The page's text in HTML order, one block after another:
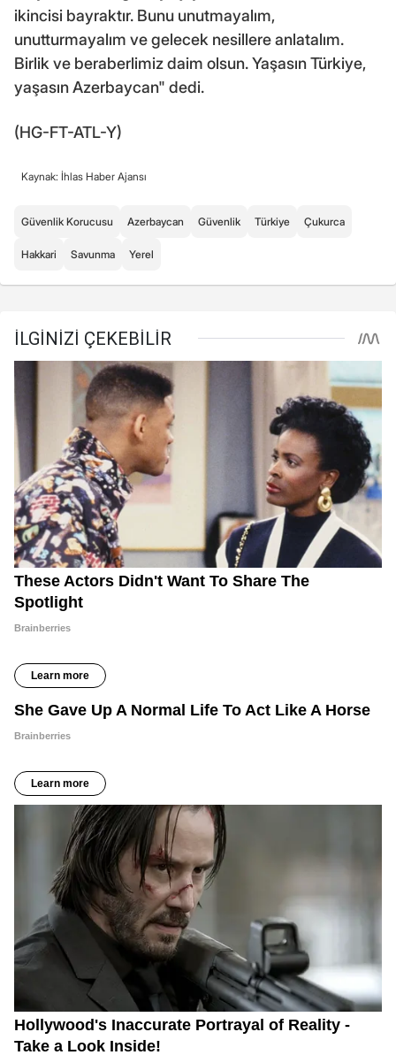
ikincisi bayraktır. Bunu unutmayalım,
unutturmayalım ve gelecek nesillere anlatalım.
Birlik ve beraberlimiz daim olsun. Yaşasın Türkiye,
yaşasın Azerbaycan" dedi.
(HG-FT-ATL-Y)
Kaynak: İhlas Haber Ajansı
Güvenlik Korucusu Azerbaycan Güvenlik Türkiye Çukurca
Hakkari Savunma Yerel